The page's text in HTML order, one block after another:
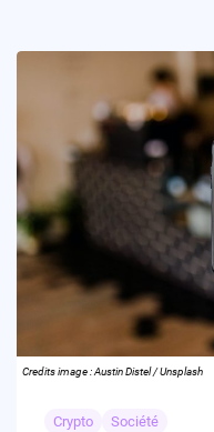
Credits image : Austin Distel / Unsplash
Crypto Société